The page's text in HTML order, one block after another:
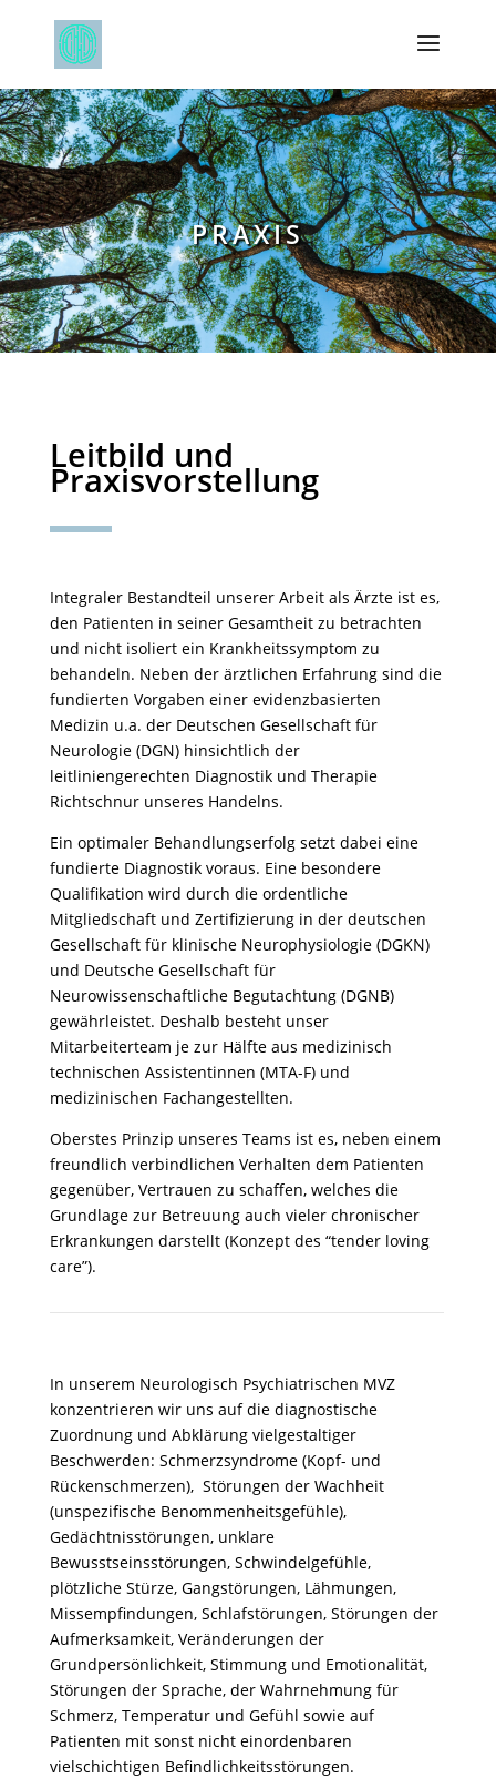
PRAXIS
Leitbild und
Praxisvorstellung
Integraler Bestandteil unserer Arbeit als Ärzte ist es,
den Patienten in seiner Gesamtheit zu betrachten
und nicht isoliert ein Krankheitssymptom zu
behandeln. Neben der ärztlichen Erfahrung sind die
fundierten Vorgaben einer evidenzbasierten
Medizin u.a. der Deutschen Gesellschaft für
Neurologie (DGN) hinsichtlich der
leitliniengerechten Diagnostik und Therapie
Richtschnur unseres Handelns.
Ein optimaler Behandlungserfolg setzt dabei eine
fundierte Diagnostik voraus. Eine besondere
Qualifikation wird durch die ordentliche
Mitgliedschaft und Zertifizierung in der deutschen
Gesellschaft für klinische Neurophysiologie (DGKN)
und Deutsche Gesellschaft für
Neurowissenschaftliche Begutachtung (DGNB)
gewährleistet. Deshalb besteht unser
Mitarbeiterteam je zur Hälfte aus medizinisch
technischen Assistentinnen (MTA-F) und
medizinischen Fachangestellten.
Oberstes Prinzip unseres Teams ist es, neben einem
freundlich verbindlichen Verhalten dem Patienten
gegenüber, Vertrauen zu schaffen, welches die
Grundlage zur Betreuung auch vieler chronischer
Erkrankungen darstellt (Konzept des “tender loving
care”).
In unserem Neurologisch Psychiatrischen MVZ
konzentrieren wir uns auf die diagnostische
Zuordnung und Abklärung vielgestaltiger
Beschwerden: Schmerzsyndrome (Kopf- und
Rückenschmerzen), Störungen der Wachheit
(unspezifische Benommenheitsgefühle),
Gedächtnisstörungen, unklare
Bewusstseinsstörungen, Schwindelgefühle,
plötzliche Stürze, Gangstörungen, Lähmungen,
Missempfindungen, Schlafstörungen, Störungen der
Aufmerksamkeit, Veränderungen der
Grundpersönlichkeit, Stimmung und Emotionalität,
Störungen der Sprache, der Wahrnehmung für
Schmerz, Temperatur und Gefühl sowie auf
Patienten mit sonst nicht einordenbaren
vielschichtigen Befindlichkeitsstörungen.